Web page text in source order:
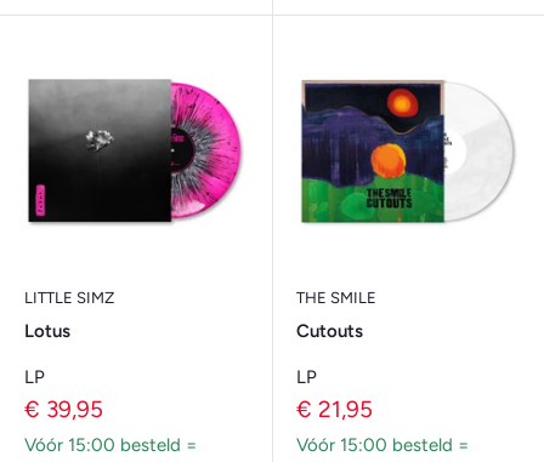
LITTLE SIMZ
Lotus
LP
Verkoopprijs
€ 39,95
Vóór 15:00 besteld =
THE SMILE
Cutouts
LP
Verkoopprijs
€ 21,95
Vóór 15:00 besteld =